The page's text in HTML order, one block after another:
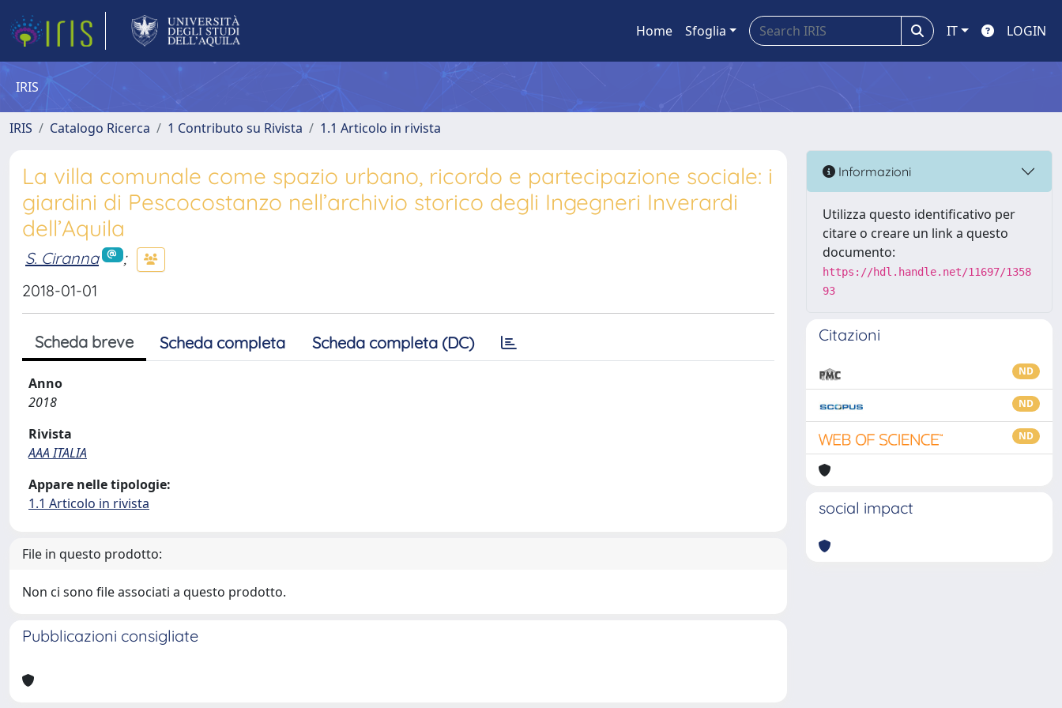
Home Sfoglia IT LOGIN
IRIS
IRIS Catalogo Ricerca 1 Contributo su Rivista 1.1 Articolo in rivista
La villa comunale come spazio urbano, ricordo e partecipazione sociale: i
giardini di Pescocostanzo nell’archivio storico degli Ingegneri Inverardi
dell’Aquila
S. Ciranna
;
2018-01-01
Scheda breve Scheda completa Scheda completa (DC)
Anno
2018
Rivista
AAA ITALIA
Appare nelle tipologie:
1.1 Articolo in rivista
File in questo prodotto:
Non ci sono file associati a questo prodotto.
Pubblicazioni consigliate
Informazioni
Utilizza questo identificativo per
citare o creare un link a questo
documento:
https://hdl.handle.net/11697/1358
93
Citazioni
ND
ND
ND
social impact